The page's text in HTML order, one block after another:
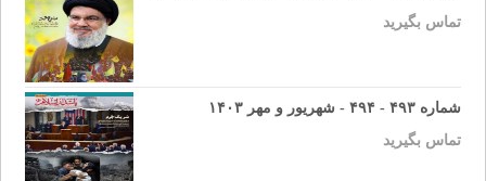
تماس بگیرید
شماره ۴۹۳ - ۴۹۴ - شهریور و مهر ۱۴۰۳
تماس بگیرید